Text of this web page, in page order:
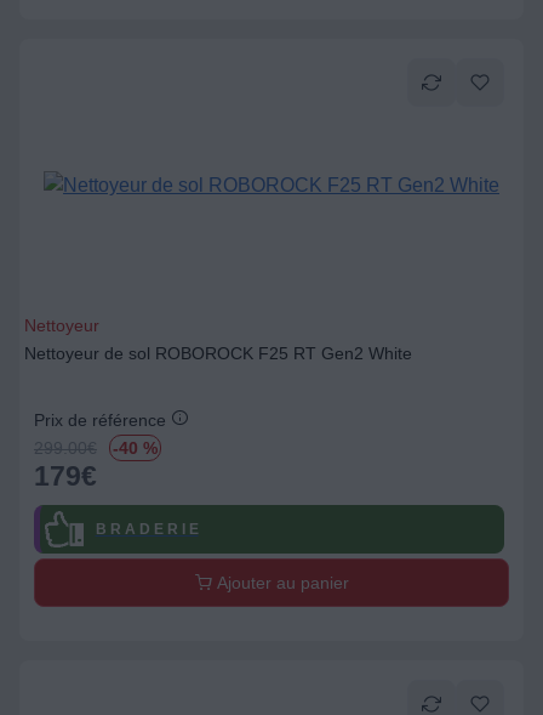
Nettoyeur
Nettoyeur de sol ROBOROCK F25 RT Gen2 White
Prix de référence
299.00€ -40 %
179€
B R A D E R I E
Ajouter au panier